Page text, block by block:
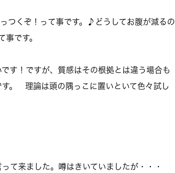
つくぞ！って事です。♪どうしてお腹が減るの
です。
す！ですが、質感はその根拠とは違う場合も
。 理論は頭の隅っこに置いといて色々試し
て来ました。噂はきいていましたが・・・